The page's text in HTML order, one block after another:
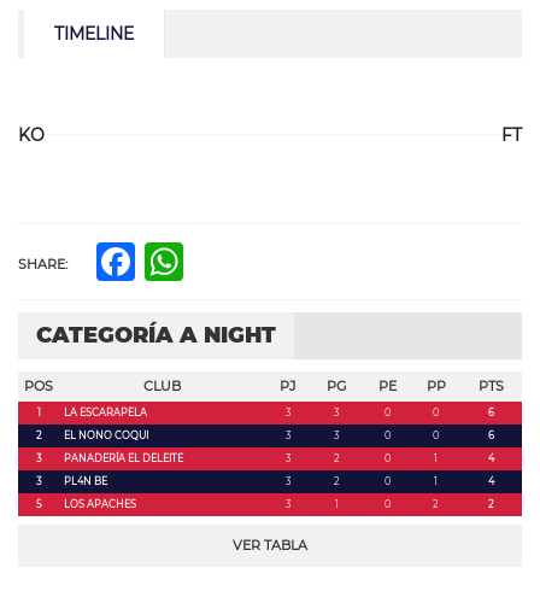
TIMELINE
KO FT
SHARE: Facebook
CATEGORÍA A NIGHT
POS CLUB PJ PG PE PP PTS
1 LA ESCARAPELA 3 3 0 0
6
2
EL NONO COQUI 3 3 0 0
6
3
PANADERÍA EL DELEITE 3 2 0 1
4
3
PL4N BE 3 2 0 1
4
5
LOS APACHES 3 1 0 2 2
VER TABLA